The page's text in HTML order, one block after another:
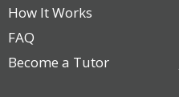
How It Works
FAQ
Become a Tutor